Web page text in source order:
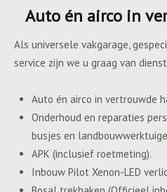
Auto én airco in
Als universele vakgarage,
service zijn we u graag van
Auto én airco in vertrouwde
Onderhoud en reparaties
busjes en
APK (inclusief roetmeting).
Inbouw Pilot Xenon-LED